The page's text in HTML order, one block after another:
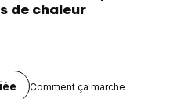
de chaleur
Comment ça marche